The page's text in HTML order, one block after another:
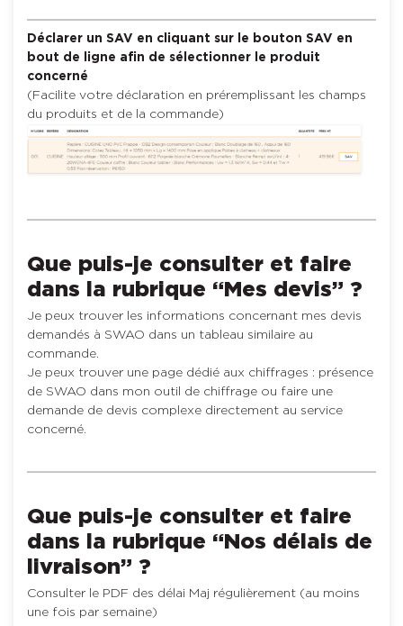
Déclarer un SAV en cliquant sur le bouton SAV en
bout de ligne afin de sélectionner le produit
concerné
(Facilite votre déclaration en préremplissant les champs
du produits et de la commande)
Que puis-je consulter et faire
dans la rubrique “Mes devis” ?
Je peux trouver les informations concernant mes devis
demandés à SWAO dans un tableau similaire au
commande.
Je peux trouver une page dédié aux chiffrages : présence
de SWAO dans mon outil de chiffrage ou faire une
demande de devis complexe directement au service
concerné.
Que puis-je consulter et faire
dans la rubrique “Nos délais de
livraison” ?
Consulter le PDF des délai Maj régulièrement (au moins
une fois par semaine)